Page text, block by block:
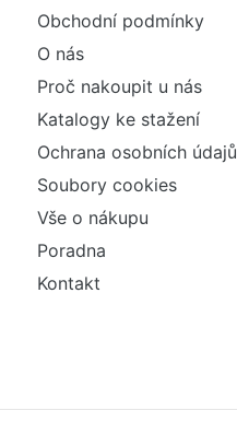
Obchodní podmínky
O nás
Proč nakoupit u nás
Katalogy ke stažení
Ochrana osobních údajů
Soubory cookies
Vše o nákupu
Poradna
Kontakt